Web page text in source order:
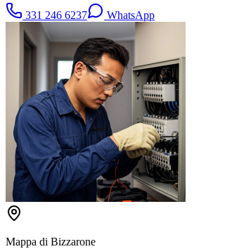
331 246 6237 WhatsApp
Mappa di Bizzarone